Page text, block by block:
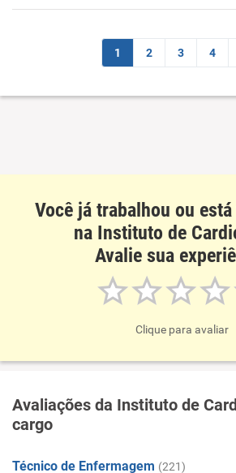
Recomenda a diretoria
1 2 3 4
Você já trabalhou ou
na Instituto de
Avalie sua
Clique para avaliar
Avaliações da Instituto de
cargo
Técnico de Enfermagem (221)